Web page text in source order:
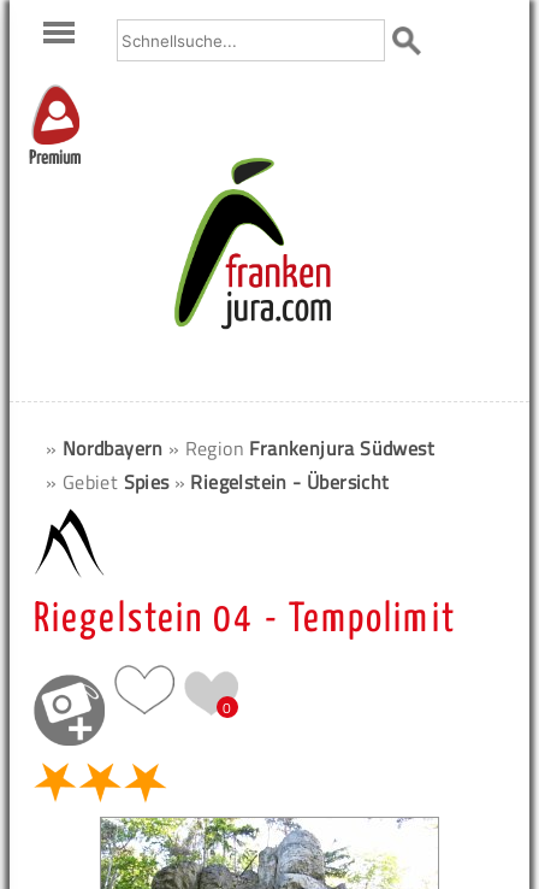
Premium
» Nordbayern » Region Frankenjura Südwest
» Gebiet Spies » Riegelstein - Übersicht
Riegelstein 04 - Tempolimit
0